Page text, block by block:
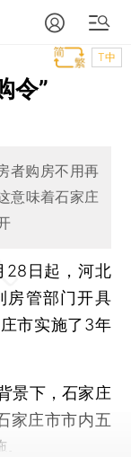
T中
令”
者购房不用再
意味着石家庄
日起，河北
房管部门开具
市实施了3年
景下，石家庄
家庄市市内五